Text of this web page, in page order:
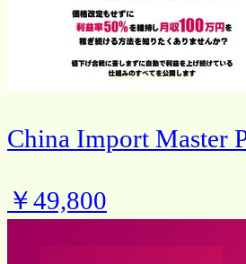
China Import Master
￥49,800